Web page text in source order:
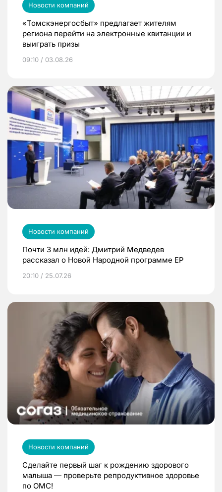
Новости компаний
«Томскэнергосбыт» предлагает жителям
региона перейти на электронные квитанции и
выиграть призы
09:10 / 03.08.26
Новости компаний
Почти 3 млн идей: Дмитрий Медведев
рассказал о Новой Народной программе ЕР
20:10 / 25.07.26
Новости компаний
Сделайте первый шаг к рождению здорового
малыша — проверьте репродуктивное здоровье
по ОМС!